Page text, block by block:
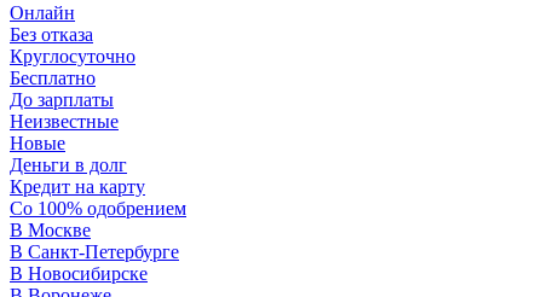
Онлайн
Без отказа
Круглосуточно
Бесплатно
До зарплаты
Неизвестные
Новые
Деньги в долг
Кредит на карту
Со 100% одобрением
В Москве
В Санкт-Петербурге
В Новосибирске